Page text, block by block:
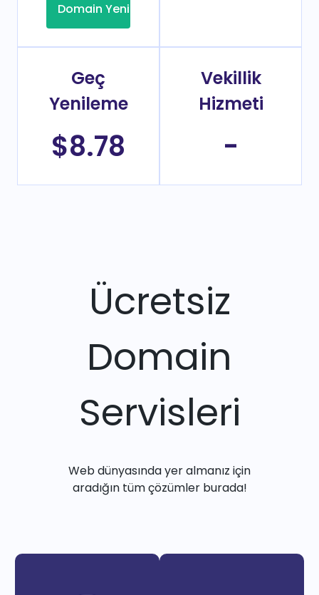
Domain Yenileme
Geç
Yenileme
$8.78
Vekillik
Hizmeti
-
Ücretsiz
Domain
Servisleri
Web dünyasında yer almanız için
aradığın tüm çözümler burada!